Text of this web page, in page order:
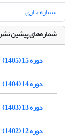
شماره جاری
شماره‌های پیشین
دوره 15 (1405)
دوره 14 (1404)
دوره 13 (1403)
دوره 12 (1402)